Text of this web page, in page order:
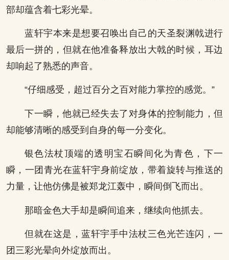
部却蕴含着七彩光晕。
蓝轩宇本来是想要召唤出自己的天圣裂渊戟进行
最后一拼的，但就在他准备释放出大戟的时候，耳边
却响起了熟悉的声音。
“仔细感受，超过百分之百对能力掌控的感觉。”
下一瞬，他就已经失去了对身体的控制能力，但
却能够清晰的感受到自身的每一分变化。
银色法杖顶端的透明宝石瞬间化为青色，下一
瞬，一团青光在蓝轩宇身前绽放，带着旋转与推送的
力量，让他仿佛是被郑龙江轰中，瞬间倒飞而出。
那暗金色大手却是瞬间追来，继续向他抓去。
但就在这是，蓝轩宇手中法杖三色光芒连闪，一
团三彩光晕向外绽放而出。